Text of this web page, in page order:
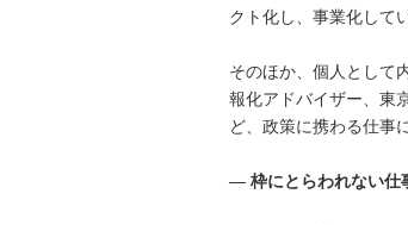
クト化し、事業化して
そのほか、個人として
報化アドバイザー、東
ど、政策に携わる仕事
― 枠にとらわれない仕